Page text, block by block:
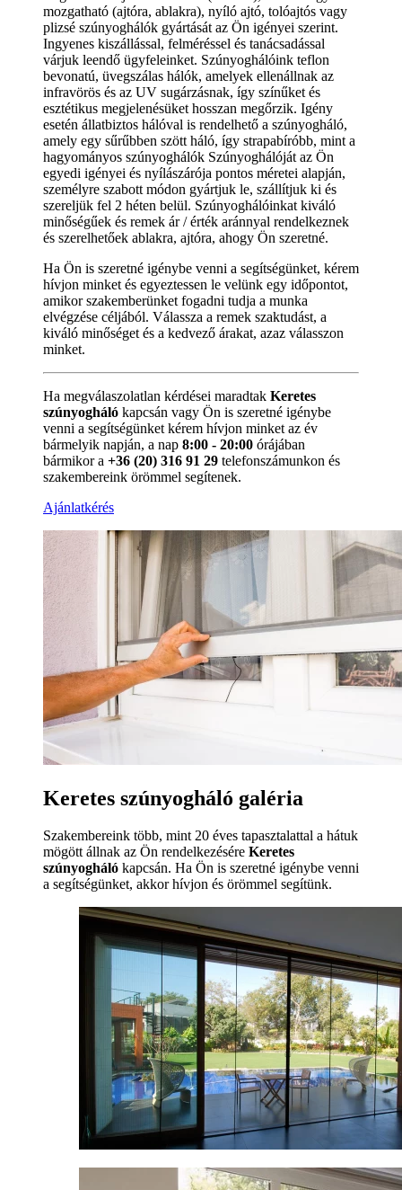
mozgatható (ajtóra, ablakra), nyíló ajtó, tolóajtós vagy
plizsé szúnyoghálók gyártását az Ön igényei szerint.
Ingyenes kiszállással, felméréssel és tanácsadással
várjuk leendő ügyfeleinket. Szúnyoghálóink teflon
bevonatú, üvegszálas hálók, amelyek ellenállnak az
infravörös és az UV sugárzásnak, így színűket és
esztétikus megjelenésüket hosszan megőrzik. Igény
esetén állatbiztos hálóval is rendelhető a szúnyogháló,
amely egy sűrűbben szött háló, így strapabíróbb, mint a
hagyományos szúnyoghálók Szúnyoghálóját az Ön
egyedi igényei és nyílászárója pontos méretei alapján,
személyre szabott módon gyártjuk le, szállítjuk ki és
szereljük fel 2 héten belül. Szúnyoghálóinkat kiváló
minőségűek és remek ár / érték aránnyal rendelkeznek
és szerelhetőek ablakra, ajtóra, ahogy Ön szeretné.
Ha Ön is szeretné igénybe venni a segítségünket, kérem
hívjon minket és egyeztessen le velünk egy időpontot,
amikor szakemberünket fogadni tudja a munka
elvégzése céljából. Válassza a remek szaktudást, a
kiváló minőséget és a kedvező árakat, azaz válasszon
minket.
Ha megválaszolatlan kérdései maradtak Keretes
szúnyogháló kapcsán vagy Ön is szeretné igénybe
venni a segítségünket kérem hívjon minket az év
bármelyik napján, a nap 8:00 - 20:00 órájában
bármikor a +36 (20) 316 91 29 telefonszámunkon és
szakembereink örömmel segítenek.
Ajánlatkérés
Keretes szúnyogháló galéria
Szakembereink több, mint 20 éves tapasztalattal a hátuk
mögött állnak az Ön rendelkezésére Keretes
szúnyogháló kapcsán. Ha Ön is szeretné igénybe venni
a segítségünket, akkor hívjon és örömmel segítünk.